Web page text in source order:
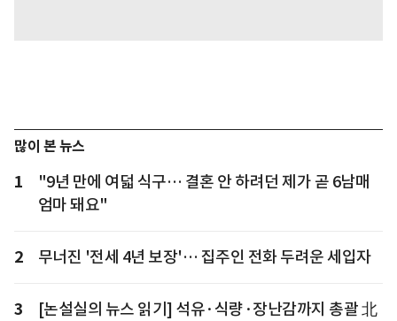
많이 본 뉴스
1
"9년 만에 여덟 식구… 결혼 안 하려던 제가 곧 6남매
엄마 돼요"
2 무너진 '전세 4년 보장'… 집주인 전화 두려운 세입자
3
[논설실의 뉴스 읽기] 석유·식량·장난감까지 총괄 北